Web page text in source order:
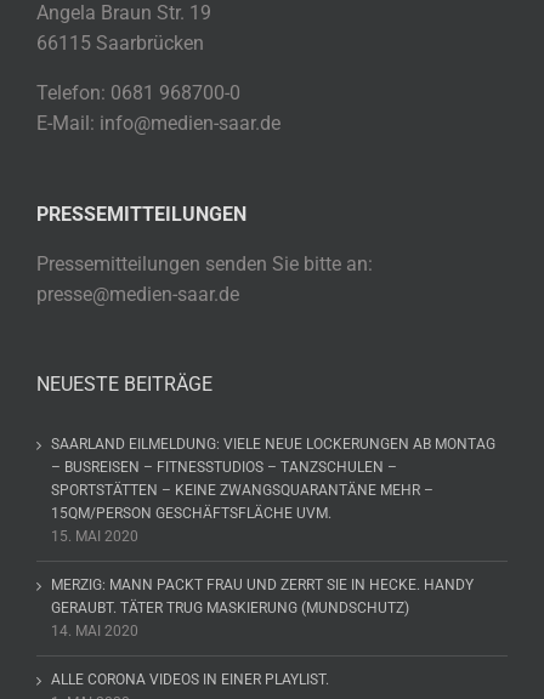
Angela Braun Str. 19
66115 Saarbrücken
Telefon: 0681 968700-0
E-Mail: info@medien-saar.de
PRESSEMITTEILUNGEN
Pressemitteilungen senden Sie bitte an:
presse@medien-saar.de
NEUESTE BEITRÄGE
SAARLAND EILMELDUNG: VIELE NEUE LOCKERUNGEN AB MONTAG
– BUSREISEN – FITNESSTUDIOS – TANZSCHULEN –
SPORTSTÄTTEN – KEINE ZWANGSQUARANTÄNE MEHR –
15QM/PERSON GESCHÄFTSFLÄCHE UVM.
15. MAI 2020
MERZIG: MANN PACKT FRAU UND ZERRT SIE IN HECKE. HANDY
GERAUBT. TÄTER TRUG MASKIERUNG (MUNDSCHUTZ)
14. MAI 2020
ALLE CORONA VIDEOS IN EINER PLAYLIST.